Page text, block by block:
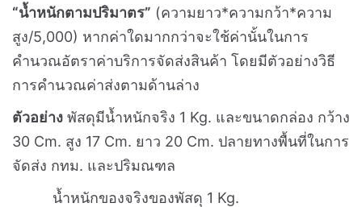
“น้ำหนักตามปริมาตร” (ความยาว*ความกว้า*ความ
สูง/5,000) หากค่าใดมากกว่าจะใช้ค่านั้นในการ
คำนวณอัตราค่าบริการจัดส่งสินค้า โดยมีตัวอย่างวิธี
การคำนวณค่าส่งตามด้านล่าง
ตัวอย่าง พัสดุมีน้ำหนักจริง 1 Kg. และขนาดกล่อง กว้าง
30 Cm. สูง 17 Cm. ยาว 20 Cm. ปลายทางพื้นที่ในการ
จัดส่ง กทม. และปริมณฑล
น้ำหนักของจริงของพัสดุ 1 Kg.